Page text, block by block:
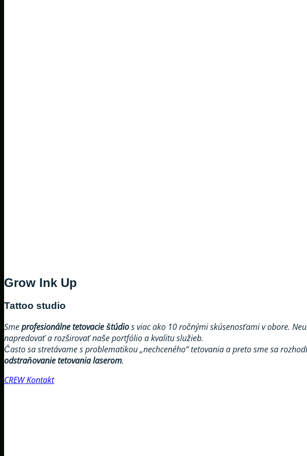
Grow Ink Up
Tattoo studio
Smeprofesionálne tetovacie štúdios viac ako 10 ročnými skúsenosťami v obore.
napredovať a rozširovať naše portfólio a kvalitu služieb.
Často sa stretávame s problematikou „nechceného“ tetovania a preto sme sa
odstraňovanie tetovania laserom.
CREWKontakt